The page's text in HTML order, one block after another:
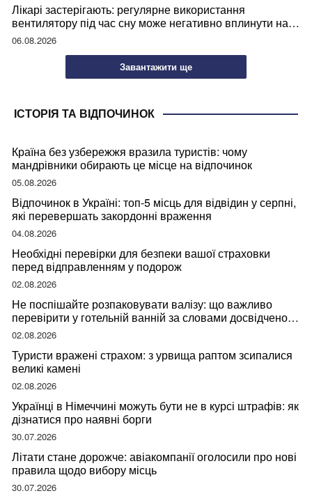
Лікарі застерігають: регулярне використання
вентилятору під час сну може негативно вплинути на
ваше здоров’я
06.08.2026
Завантажити ще
ІСТОРІЯ ТА ВІДПОЧИНОК
Країна без узбережжя вразила туристів: чому
мандрівники обирають це місце на відпочинок
05.08.2026
Відпочинок в Україні: топ-5 місць для відвідин у серпні,
які перевершать закордонні враження
04.08.2026
Необхідні перевірки для безпеки вашої страховки
перед відправленням у подорож
02.08.2026
Не поспішайте розпаковувати валізу: що важливо
перевірити у готельній ванній за словами досвідченої
мандрівниці
02.08.2026
Туристи вражені страхом: з урвища раптом зсипалися
великі камені
02.08.2026
Українці в Німеччині можуть бути не в курсі штрафів: як
дізнатися про наявні борги
30.07.2026
Літати стане дорожче: авіакомпанії оголосили про нові
правила щодо вибору місць
30.07.2026